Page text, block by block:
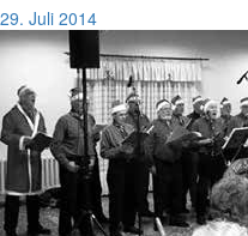
29. Juli 2014